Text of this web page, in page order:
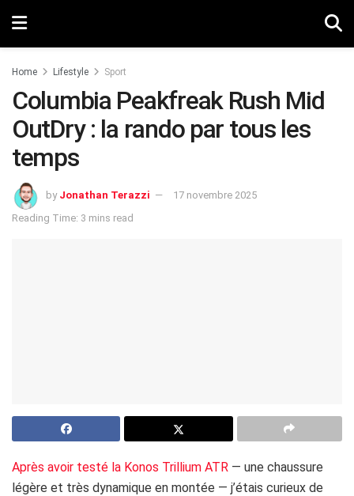
Home Lifestyle Sport
Columbia Peakfreak Rush Mid
OutDry : la rando par tous les
temps
by Jonathan Terazzi
17 novembre 2025
Reading Time: 3 mins read
Après avoir testé la Konos Trillium ATR — une chaussure
légère et très dynamique en montée — j’étais curieux de